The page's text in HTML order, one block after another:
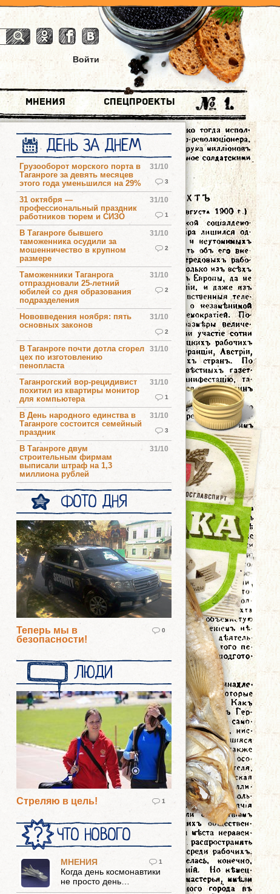
Войти
Мнения Спецпроекты
ДЕНЬ ЗА ДНЕМ
31/10
3
Грузооборот морского порта в
Таганроге за девять месяцев
этого года уменьшился на 29%
31/10
1
31 октября —
профессиональный праздник
работников тюрем и СИЗО
31/10
2
В Таганроге бывшего
таможенника осудили за
мошенничество в крупном
размере
31/10
2
Таможенники Таганрога
отпраздновали 25-летний
юбилей со дня образования
подразделения
31/10
2
Нововведения ноября: пять
основных законов
31/10
В Таганроге почти дотла сгорел
цех по изготовлению
пенопласта
31/10
1
Таганрогский вор-рецидивист
похитил из квартиры монитор
для компьютера
31/10
3
В День народного единства в
Таганроге состоится семейный
праздник
31/10
В Таганроге двум
строительным фирмам
выписали штраф на 1,3
миллиона рублей
ФОТО ДНЯ
Теперь мы в
безопасности!
0
ЛЮДИ
Стреляю в цель! 1
ЧТО НОВОГО
1
МНЕНИЯ
Когда день космонавтики
не просто день…